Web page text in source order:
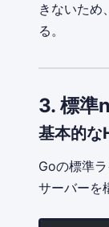
きないため
る。
3. 標準
基本的な
Goの標準
サーバーを